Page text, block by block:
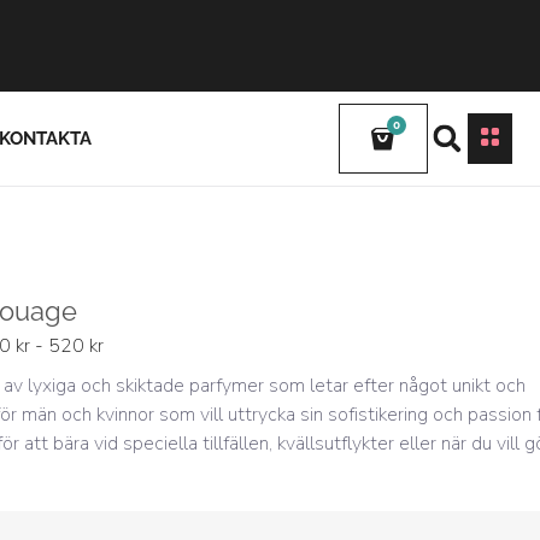
KONTAKTA
0
kr - 520 kr
lyxiga och skiktade parfymer som letar efter något unikt och
män och kvinnor som vill uttrycka sin sofistikering och passion
att bära vid speciella tillfällen, kvällsutflykter eller när du vill